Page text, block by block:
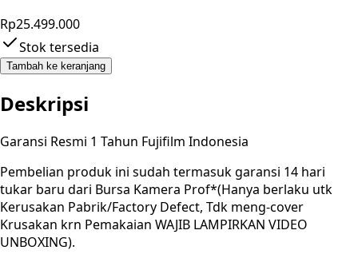
Rp25.499.000
Stok tersedia
Tambah ke keranjang
Deskripsi
Garansi Resmi 1 Tahun Fujifilm Indonesia
Pembelian produk ini sudah termasuk garansi 14 hari
tukar baru dari Bursa Kamera Prof*(Hanya berlaku utk
Kerusakan Pabrik/Factory Defect, Tdk meng-cover
Krusakan krn Pemakaian WAJIB LAMPIRKAN VIDEO
UNBOXING).